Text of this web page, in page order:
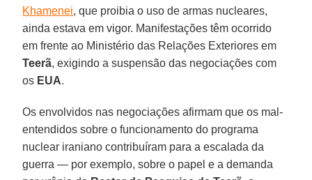
Khamenei, que proibia o uso de armas nucleares,
ainda estava em vigor. Manifestações têm ocorrido
em frente ao Ministério das Relações Exteriores em
Teerã, exigindo a suspensão das negociações com
os EUA.
Os envolvidos nas negociações afirmam que os mal-
entendidos sobre o funcionamento do programa
nuclear iraniano contribuíram para a escalada da
guerra — por exemplo, sobre o papel e a demanda